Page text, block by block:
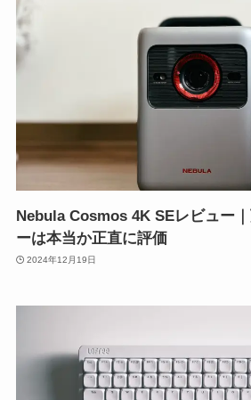
Nebula Cosmos 4K SEレビュー
ーは本当か正直に評価
2024年12月19日